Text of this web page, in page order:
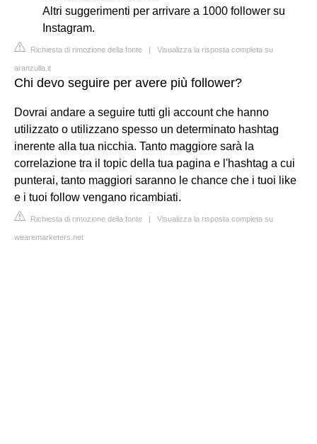
Altri suggerimenti per arrivare a 1000 follower su
Instagram.
Richiesta di rimozione della fonte | Visualizza la risposta completa su
aranzulla.it
Chi devo seguire per avere più follower?
Dovrai andare a seguire tutti gli account che hanno
utilizzato o utilizzano spesso un determinato hashtag
inerente alla tua nicchia. Tanto maggiore sarà la
correlazione tra il topic della tua pagina e l'hashtag a cui
punterai, tanto maggiori saranno le chance che i tuoi like
e i tuoi follow vengano ricambiati.
Richiesta di rimozione della fonte | Visualizza la risposta completa su
wearemarketers.net